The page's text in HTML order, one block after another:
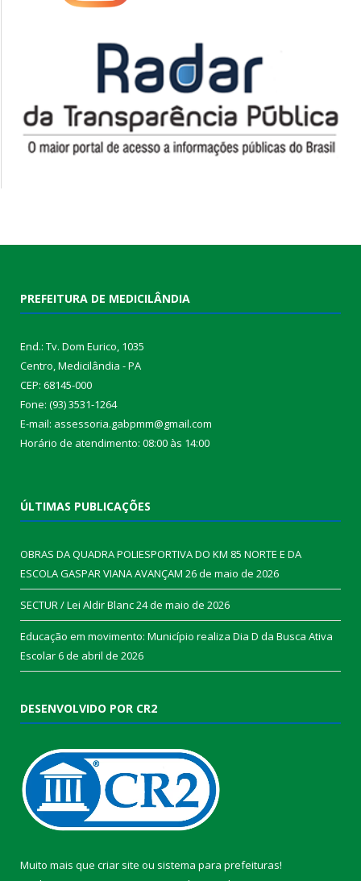
PREFEITURA DE MEDICILÂNDIA
End.: Tv. Dom Eurico, 1035
Centro, Medicilândia - PA
CEP: 68145-000
Fone: (93) 3531-1264
E-mail: assessoria.gabpmm@gmail.com
Horário de atendimento: 08:00 às 14:00
ÚLTIMAS PUBLICAÇÕES
OBRAS DA QUADRA POLIESPORTIVA DO KM 85 NORTE E DA
ESCOLA GASPAR VIANA AVANÇAM 26 de maio de 2026
SECTUR / Lei Aldir Blanc24 de maio de 2026
Educação em movimento: Município realiza Dia D da Busca Ativa
Escolar6 de abril de 2026
DESENVOLVIDO POR CR2
Muito mais que criar site ou sistema para prefeituras!